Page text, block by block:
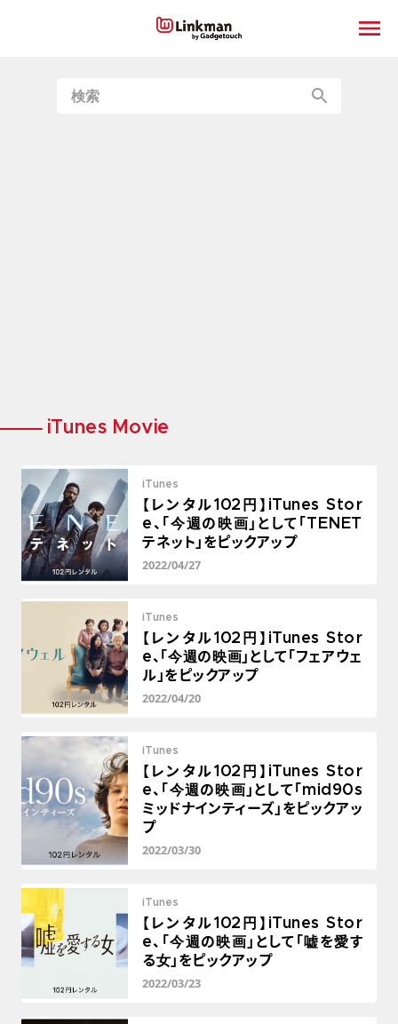
iTunes Movie
iTunes
【レンタル102円】iTunes Stor
e、「今週の映画」として「TENET
テネット」をピックアップ
2022/04/27
iTunes
【レンタル102円】iTunes Stor
e、「今週の映画」として「フェアウェ
ル」をピックアップ
2022/04/20
iTunes
【レンタル102円】iTunes Stor
e、「今週の映画」として「mid90s
ミッドナインティーズ」をピックアッ
プ
2022/03/30
iTunes
【レンタル102円】iTunes Stor
e、「今週の映画」として「嘘を愛す
る女」をピックアップ
2022/03/23